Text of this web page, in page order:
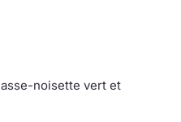
noisette vert et